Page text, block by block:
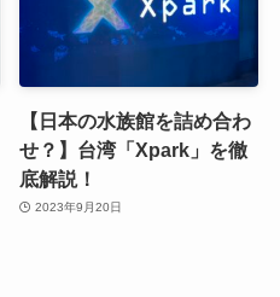
【日本の水族館を詰め合わ
せ？】台湾「Xpark」を徹
底解説！
2023年9月20日